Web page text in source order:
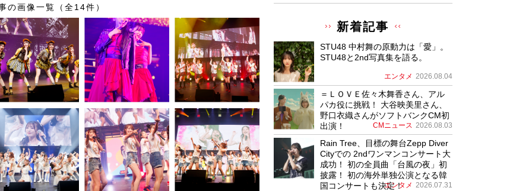
の画像一覧（全14件）
新着記事
STU48 中村舞の原動力は「愛」。
STU48と2nd写真集を語る。
エンタメ 2026.08.04
＝ＬＯＶＥ佐々木舞香さん、アル
パカ役に挑戦！ 大谷映美里さん、
野口衣織さんがソフトバンクCM初
出演！
CMニュース 2026.08.03
Rain Tree、目標の舞台Zepp Diver
Cityでの 2ndワンマンコンサート大
成功！ 初の全員曲「台風の夜」初
披露！ 初の海外単独公演となる韓
国コンサートも決定！
エンタメ 2026.07.31